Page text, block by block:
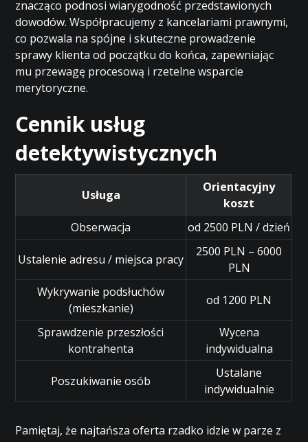
znacząco podnosi wiarygodność przedstawionych
dowodów. Współpracujemy z kancelariami prawnymi,
co pozwala na spójne i skuteczne prowadzenie
sprawy klienta od początku do końca, zapewniając
mu przewagę procesową i rzetelne wsparcie
merytoryczne.
Cennik usług
detektywistycznych
Usługa
Orientacyjny
koszt
Obserwacja
od 2500 PLN / dzień
Ustalenie adresu / miejsca pracy
2500 PLN – 6000
PLN
Wykrywanie podsłuchów
(mieszkanie)
od 1200 PLN
Sprawdzenie przeszłości
kontrahenta
Wycena
indywidualna
Poszukiwanie osób
Ustalane
indywidualnie
Pamiętaj, że najtańsza oferta rzadko idzie w parze z